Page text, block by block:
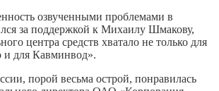
озвученными проблемами в
за поддержкой к Михаилу Шмакову,
центра средств хватало не только для
для Кавминвод».
порой весьма острой, понравилась